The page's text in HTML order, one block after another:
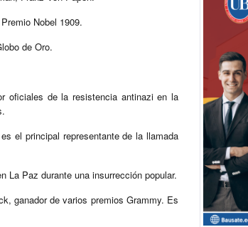
Nobel 1909.
de Oro.
oficiales de la resistencia antinazi en la
el principal representante de la llamada
La Paz durante una insurrección popular.
ganador de varios premios Grammy. Es